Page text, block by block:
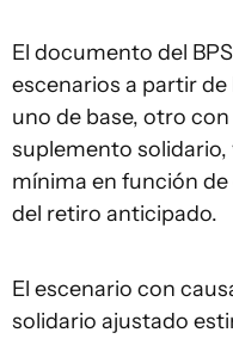
El documento del
escenarios a partir
uno de base, otro
suplemento
mínima en función
del retiro anticipado.
El escenario con
solidario ajustado